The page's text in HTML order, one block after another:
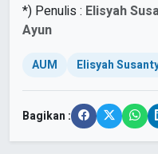
*) Penulis : Elisyah
Ayun
AUM Elisyah
Bagikan :